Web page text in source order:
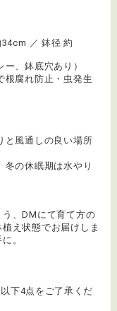
／ 鉢径 約
、鉢底穴あり）
根腐れ防止・虫発生
と風通しの良い場所
冬の休眠期は水やり
、DMにて育て方の
え状態でお届けしま
。
下4点をご了承くだ